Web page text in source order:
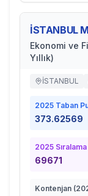
İSTANBUL
Ekonomi ve
Yıllık)
İSTANBUL
2025 Taban
373.62569
2025 Sıralama
69671
Kontenjan (